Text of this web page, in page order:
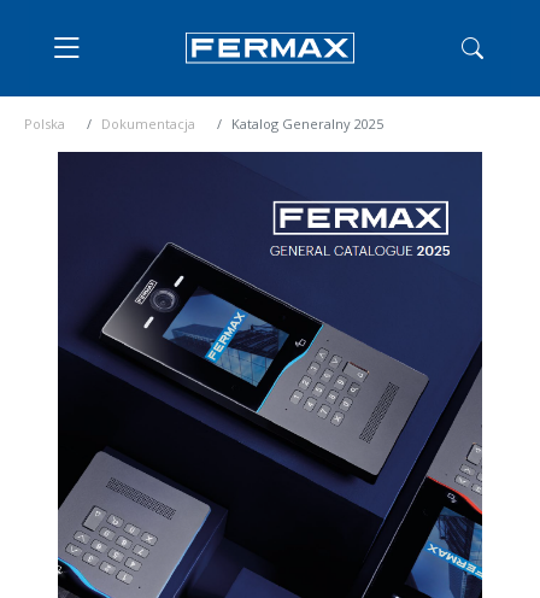
Polska Dokumentacja Katalog Generalny 2025